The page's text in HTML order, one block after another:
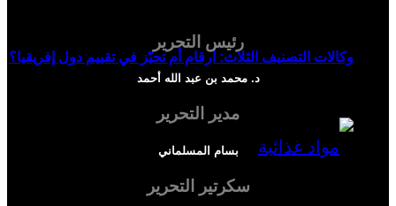
وكالات التصنيف الثلاث: أرقام أم تحيّز في تقييم دول إفريقيا؟
رئيس التحرير
د. محمد بن عبد الله أحمد
مدير التحرير
بسام المسلماني
سكرتير التحرير